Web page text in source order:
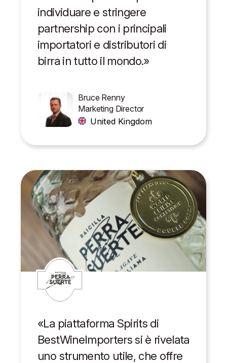
individuare e stringere
partnership con i principali
importatori e distributori di
birra in tutto il mondo.»
Bruce Renny
Marketing Director
United Kingdom
«La piattaforma Spirits di
BestWineImporters si è rivelata
uno strumento utile, che offre